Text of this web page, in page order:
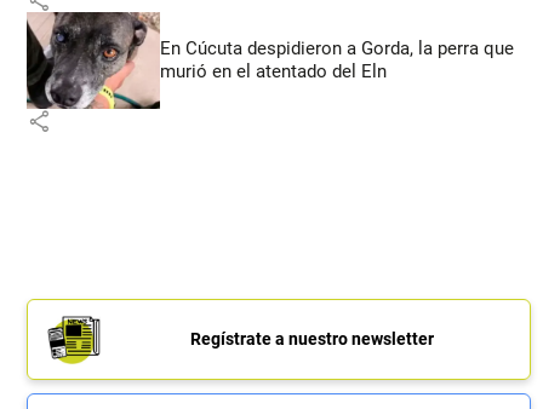
En Cúcuta despidieron a Gorda, la perra que
murió en el atentado del Eln
share
Regístrate a nuestro newsletter